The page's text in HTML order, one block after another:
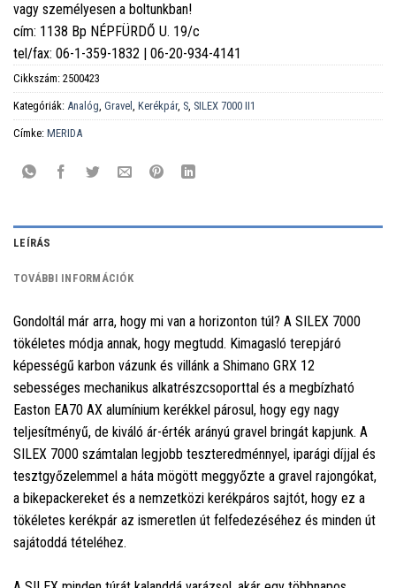
vagy személyesen a boltunkban!
cím: 1138 Bp NÉPFÜRDŐ U. 19/c
tel/fax: 06-1-359-1832 | 06-20-934-4141
Cikkszám: 2500423
Kategóriák: Analóg, Gravel , Kerékpár, S, SILEX 7000 II1
Címke: MERIDA
LEÍRÁS
TOVÁBBI INFORMÁCIÓK
Gondoltál már arra, hogy mi van a horizonton túl? A SILEX 7000
tökéletes módja annak, hogy megtudd. Kimagasló terepjáró
képességű karbon vázunk és villánk a Shimano GRX 12
sebességes mechanikus alkatrészcsoporttal és a megbízható
Easton EA70 AX alumínium kerékkel párosul, hogy egy nagy
teljesítményű, de kiváló ár-érték arányú gravel bringát kapjunk. A
SILEX 7000 számtalan legjobb teszteredménnyel, iparági díjjal és
tesztgyőzelemmel a háta mögött meggyőzte a gravel rajongókat,
a bikepackereket és a nemzetközi kerékpáros sajtót, hogy ez a
tökéletes kerékpár az ismeretlen út felfedezéséhez és minden út
sajátoddá tételéhez.